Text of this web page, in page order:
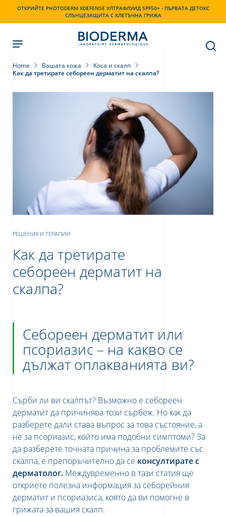
ОТКРИЙТЕ PHOTODERM XDEFENSE УЛТРАФЛУИД SPF50+ - ПЪРВАТА ДЕТОКС
СЛЪНЦЕЗАЩИТА С КЛЕТЪЧНА ГРИЖА
NEWSLETTER
относно защита на вашите лични
нашата политика за
на данните
Home Вашата кожа
Коса и скалп
Как да третирате себореен дерматит на скалпа?
РЕШЕНИЯ И ТЕРАПИИ
Как да третирате
себореен дерматит на
скалпа?
Себореен дерматит или
псориазис – на какво се
дължат оплакванията ви?
Сърби ли ви скалпът? Възможно е себореен
дерматит да причинява този сърбеж. Но как да
разберете дали става въпрос за това състояние, а
не за псориазис, който има подобни симптоми? За
да разберете точната причина за проблемите със
скалпа, е препоръчително да се консултирате с
дерматолог. Междувременно в тази статия ще
откриете полезна информация за себорейния
дерматит и псориазиса, която да ви помогне в
грижата за вашия скалп.